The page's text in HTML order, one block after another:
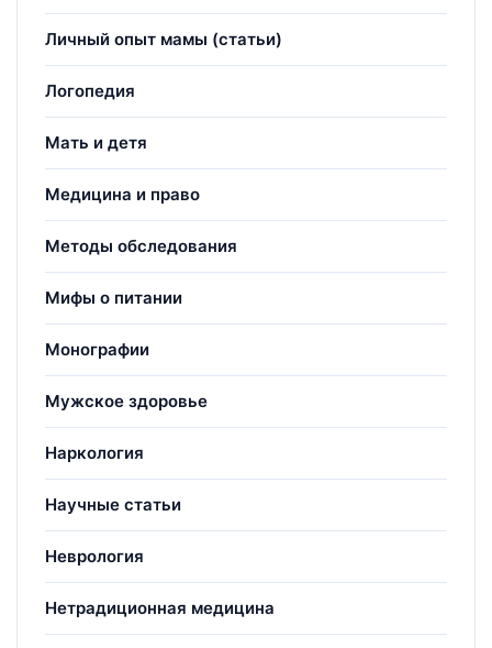
Личный опыт мамы (статьи)
Логопедия
Мать и детя
Медицина и право
Методы обследования
Мифы о питании
Монографии
Мужское здоровье
Наркология
Научные статьи
Неврология
Нетрадиционная медицина